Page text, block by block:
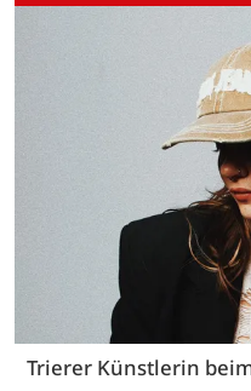
Trierer Künstlerin